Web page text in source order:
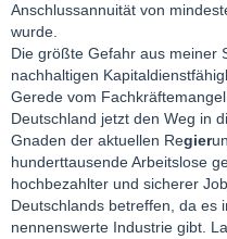
Anschlussannuität von
wurde.
Die größte Gefahr aus meiner
nachhaltigen
Gerede vom
Deutschland jetzt den Weg in
Gnaden der aktuellen Regier
hunderttausende Arbeitslose
hochbezahlter und sicherer
Deutschlands betreffen, da es
nennenswerte Industrie gibt.